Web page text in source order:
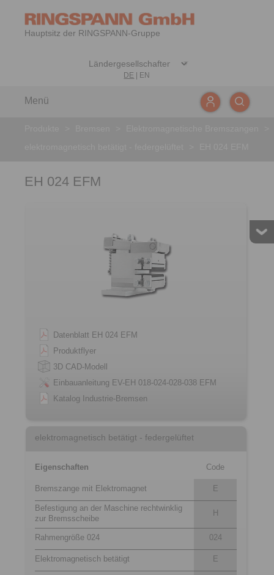
Hauptsitz der RINGSPANN-Gruppe
DE EN
Menü
EH 024 EFM
Datenblatt EH 024 EFM
Produktflyer
3D CAD-Modell
Einbauanleitung EV-EH 018-024-028-038 EFM
Katalog Industrie-Bremsen
elektromagnetisch betätigt - federgelüftet
Eigenschaften Code
Bremszange mit Elektromagnet E
Befestigung an der Maschine rechtwinklig
zur Bremsscheibe
H
Rahmengröße 024 024
Elektromagnetisch betätigt E